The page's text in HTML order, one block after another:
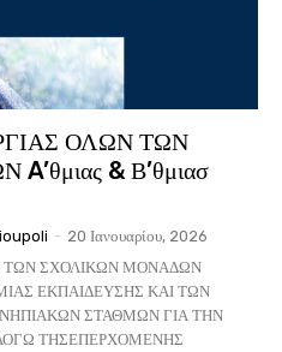
ΟΛΩΝ ΤΩΝ
& Β’θμιασ
- 20 Ιανουαρίου, 2026
ΤΩΝ ΣΧΟΛΙΚΩΝ ΜΟΝΑΔΩΝ
ΕΚΠΑΙΔΕΥΣΗΣ ΚΑΙ ΤΩΝ
ΣΤΑΘΜΩΝ ΓΙΑ ΤΗΝ
ΤΗΣΕΠΕΡΧΟΜΕΝΗΣ